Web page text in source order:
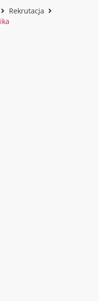
Rekrutacja